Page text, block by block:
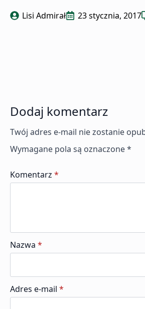
Lisi Admirał 23 stycznia, 2017
Dodaj komentarz
Twój adres e-mail nie zostanie
Wymagane pola są oznaczone*
Komentarz *
Nazwa *
Adres e-mail *